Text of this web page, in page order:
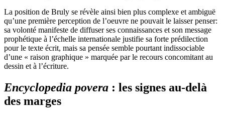
La position de Bruly se révèle ainsi bien plus complexe et ambiguë
qu’une première perception de l’oeuvre ne pouvait le laisser penser:
sa volonté manifeste de diffuser ses connaissances et son message
prophétique à l’échelle internationale justifie sa forte prédilection
pour le texte écrit, mais sa pensée semble pourtant indissociable
d’une « raison graphique » marquée par le recours concomitant au
dessin et à l’écriture.
Encyclopedia povera : les signes au-delà
des marges